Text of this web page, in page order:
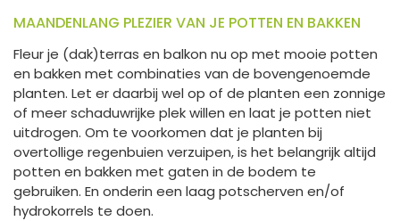
MAANDENLANG PLEZIER VAN JE POTTEN EN BAKKEN
Fleur je (dak)terras en balkon nu op met mooie potten
en bakken met combinaties van de bovengenoemde
planten. Let er daarbij wel op of de planten een zonnige
of meer schaduwrijke plek willen en laat je potten niet
uitdrogen. Om te voorkomen dat je planten bij
overtollige regenbuien verzuipen, is het belangrijk altijd
potten en bakken met gaten in de bodem te
gebruiken. En onderin een laag potscherven en/of
hydrokorrels te doen.